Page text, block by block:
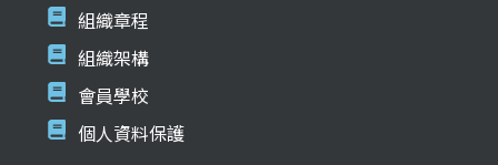
組織章程
組織架構
會員學校
個人資料保護